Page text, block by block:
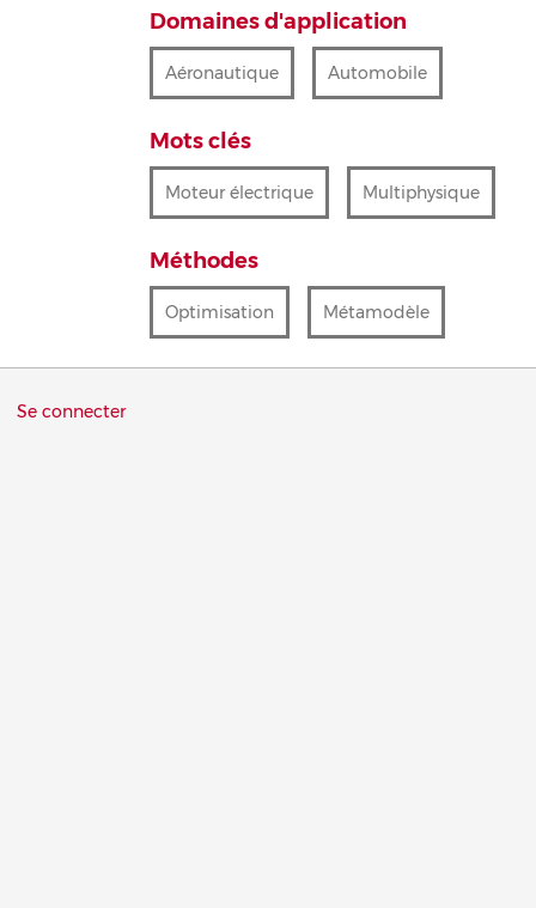
Domaines d'application
Aéronautique Automobile
Mots clés
Moteur électrique Multiphysique
Méthodes
Optimisation Métamodèle
Menu
Se connecter